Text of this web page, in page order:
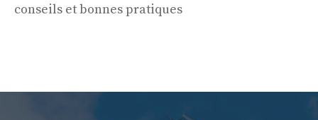
conseils et bonnes pratiques